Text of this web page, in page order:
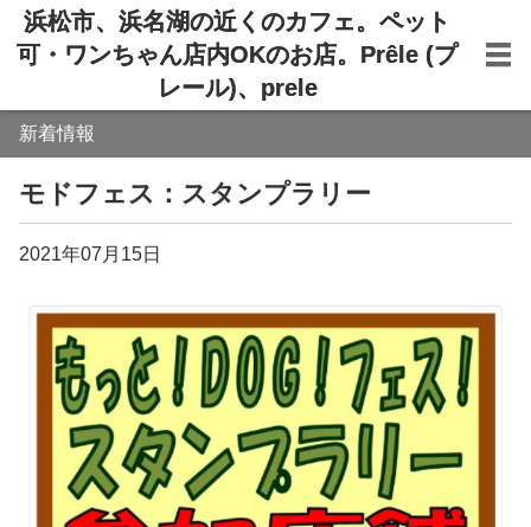
浜松市、浜名湖の近くのカフェ。ペット
可・ワンちゃん店内OKのお店。Prêle (プ
レール)、prele
新着情報
モドフェス：スタンプラリー
2021年07月15日